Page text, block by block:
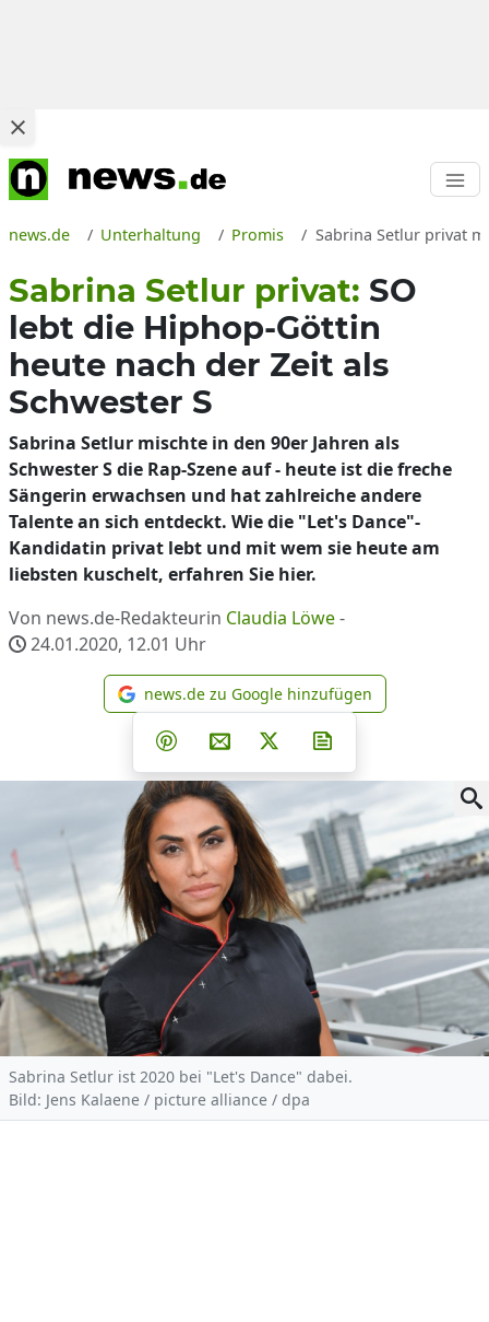
news.de Unterhaltung Promis Sabrina Setlur privat
Sabrina Setlur privat: SO
lebt die Hiphop-Göttin
heute nach der Zeit als
Schwester S
Sabrina Setlur mischte in den 90er Jahren als
Schwester S die Rap-Szene auf - heute ist die freche
Sängerin erwachsen und hat zahlreiche andere
Talente an sich entdeckt. Wie die "Let's Dance"-
Kandidatin privat lebt und mit wem sie heute am
liebsten kuschelt, erfahren Sie hier.
Von news.de-Redakteurin Claudia Löwe-
24.01.2020, 12.01 Uhr
news.de zu Google
news.de zu Google hinzufügen
Teilen auf Facebook
Teilen auf Whatsapp
Teilen auf Telegram
Teilen auf Pinterest
Per E-Mail teilen
Post auf X
Sabrina Setlur ist 2020 bei "Let's Dance" dabei.
Bild: Jens Kalaene / picture alliance / dpa